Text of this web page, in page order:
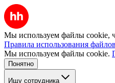
Мы используем файлы cookie,
Правила использования
Мы используем файлы cookie.
Понятно
Ищу сотрудника